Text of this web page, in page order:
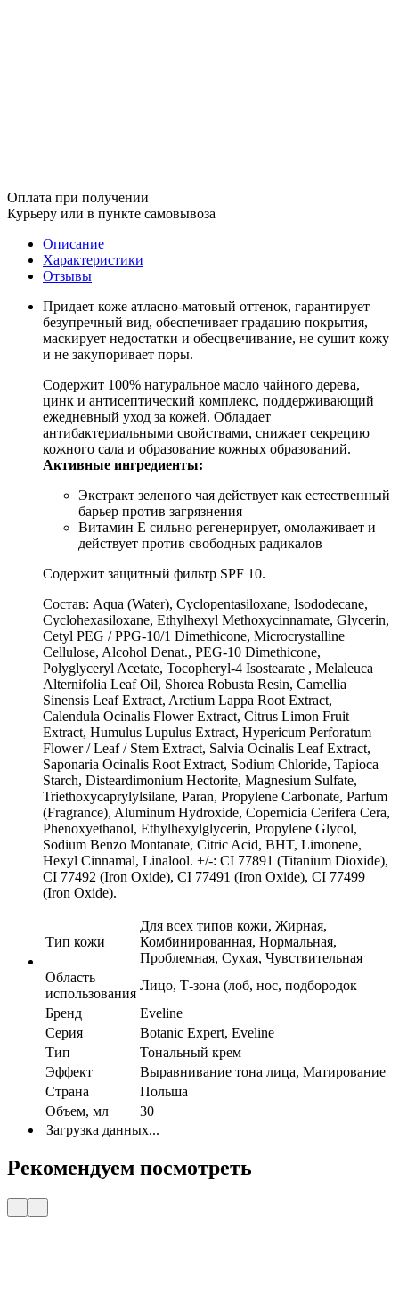
Оплата при получении
Курьеру или в пункте самовывоза
Описание
Характеристики
Отзывы
Придает коже атласно-матовый оттенок, гарантирует
безупречный вид, обеспечивает градацию покрытия,
маскирует недостатки и обесцвечивание, не сушит кожу
и не закупоривает поры.
Содержит 100% натуральное масло чайного дерева,
цинк и антисептический комплекс, поддерживающий
ежедневный уход за кожей. Обладает
антибактериальными свойствами, снижает секрецию
кожного сала и образование кожных образований.
Активные ингредиенты:
Экстракт зеленого чая действует как естественный
барьер против загрязнения
Витамин Е сильно регенерирует, омолаживает и
действует против свободных радикалов
Содержит защитный фильтр SPF 10.
Состав: Aqua (Water), Cyclopentasiloxane, Isododecane,
Cyclohexasiloxane, Ethylhexyl Methoxycinnamate, Glycerin,
Cetyl PEG / PPG-10/1 Dimethicone, Microcrystalline
Cellulose, Alcohol Denat., PEG-10 Dimethicone,
Polyglyceryl Acetate, Tocopheryl-4 Isostearate , Melaleuca
Alternifolia Leaf Oil, Shorea Robusta Resin, Camellia
Sinensis Leaf Extract, Arctium Lappa Root Extract,
Calendula Ocinalis Flower Extract, Citrus Limon Fruit
Extract, Humulus Lupulus Extract, Hypericum Perforatum
Flower / Leaf / Stem Extract, Salvia Ocinalis Leaf Extract,
Saponaria Ocinalis Root Extract, Sodium Chloride, Tapioca
Starch, Disteardimonium Hectorite, Magnesium Sulfate,
Triethoxycaprylylsilane, Paran, Propylene Carbonate, Parfum
(Fragrance), Aluminum Hydroxide, Copernicia Cerifera Cera,
Phenoxyethanol, Ethylhexylglycerin, Propylene Glycol,
Sodium Benzo Montanate, Citric Acid, BHT, Limonene,
Hexyl Cinnamal, Linalool. +/-: CI 77891 (Titanium Dioxide),
CI 77492 (Iron Oxide), CI 77491 (Iron Oxide), CI 77499
(Iron Oxide).
Тип кожи
Для всех типов кожи, Жирная,
Комбинированная, Нормальная,
Проблемная, Сухая, Чувствительная
Область
использования
Лицо, Т-зона (лоб, нос, подбородок
Бренд
Eveline
Серия
Botanic Expert, Eveline
Тип
Тональный крем
Эффект
Выравнивание тона лица, Матирование
Страна
Польша
Объем, мл
30
Загрузка данных...
Рекомендуем посмотреть